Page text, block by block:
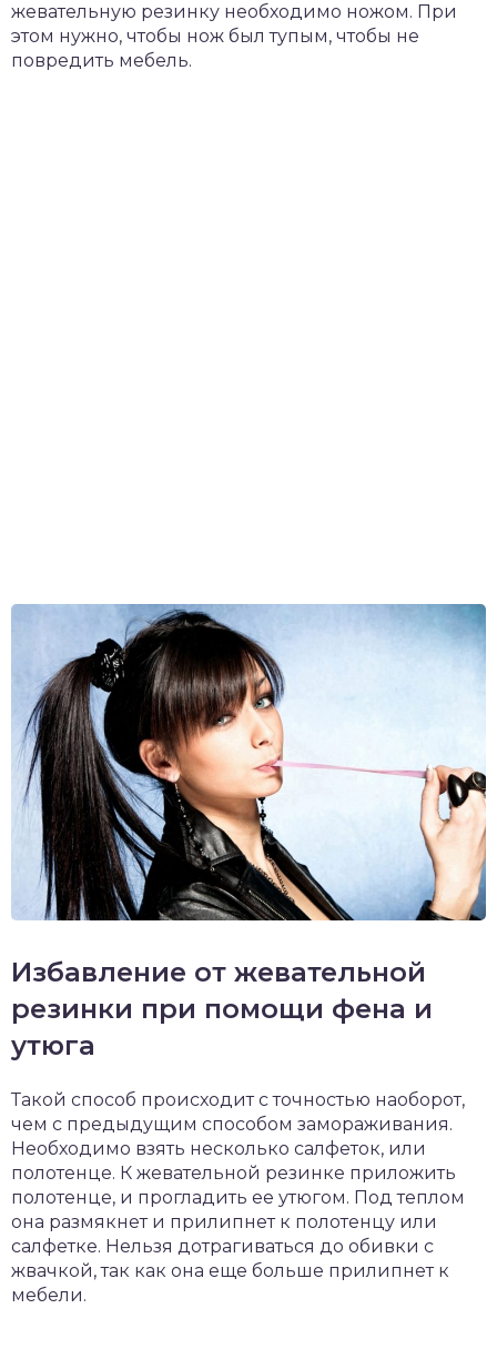
жевательную резинку необходимо ножом. При
этом нужно, чтобы нож был тупым, чтобы не
повредить мебель.
Избавление от жевательной
резинки при помощи фена и
утюга
Такой способ происходит с точностью наоборот,
чем с предыдущим способом замораживания.
Необходимо взять несколько салфеток, или
полотенце. К жевательной резинке приложить
полотенце, и прогладить ее утюгом. Под теплом
она размякнет и прилипнет к полотенцу или
салфетке. Нельзя дотрагиваться до обивки с
жвачкой, так как она еще больше прилипнет к
мебели.